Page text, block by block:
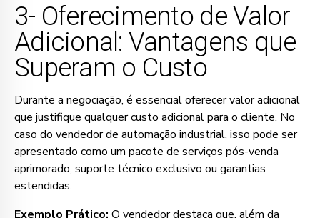
3- Oferecimento de Valor
Adicional: Vantagens que
Superam o Custo
Durante a negociação, é essencial oferecer valor adicional
que justifique qualquer custo adicional para o cliente. No
caso do vendedor de automação industrial, isso pode ser
apresentado como um pacote de serviços pós-venda
aprimorado, suporte técnico exclusivo ou garantias
estendidas.
Exemplo Prático: O vendedor destaca que, além da